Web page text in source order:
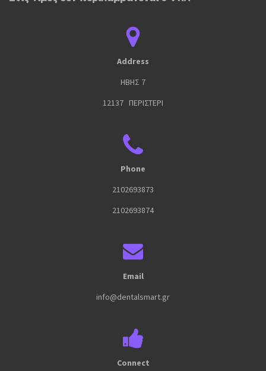
Address
ΗΒΗΣ 7
12137 ΠΕΡΙΣΤΕΡΙ
Phone
2102693873
2102693874
Email
info@dentalsmart.gr
Connect